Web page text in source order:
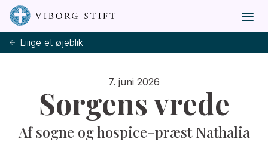
Liiige et øjeblik
7. juni 2026
Sorgens vrede
Af sogne og hospice-præst Nathalia